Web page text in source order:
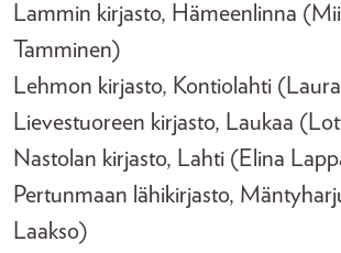
Lammin kirjasto, Hämeenlinna
Tamminen)
Lehmon kirjasto, Kontiolahti
Lievestuoreen kirjasto, Laukaa
Nastolan kirjasto, Lahti (Elina
Pertunmaan lähikirjasto,
Laakso)